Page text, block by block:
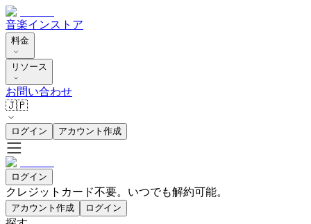
音楽インストア
料金
リソース
お問い合わせ
🇯🇵
ログイン アカウント作成
ログイン
クレジットカード不要。いつでも解約可能。
アカウント作成 ログイン